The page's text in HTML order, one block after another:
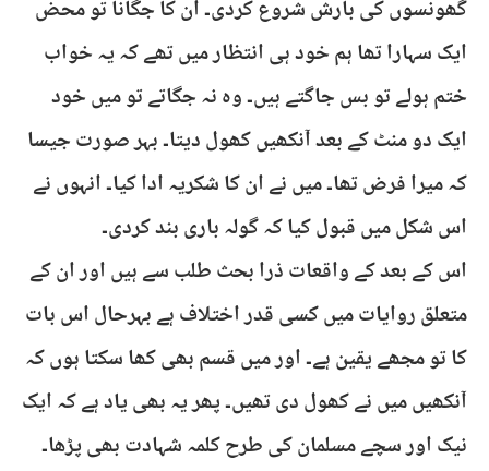
گھونسوں کی بارش شروع کردی۔ ان کا جگانا تو محض
ایک سہارا تھا ہم خود ہی انتظار میں تھے کہ یہ خواب
ختم ہولے تو بس جاگتے ہیں۔ وہ نہ جگاتے تو میں خود
ایک دو منٹ کے بعد آنکھیں کھول دیتا۔ بہر صورت جیسا
کہ میرا فرض تھا۔ میں نے ان کا شکریہ ادا کیا۔ انہوں نے
اس شکل میں قبول کیا کہ گولہ باری بند کردی۔
اس کے بعد کے واقعات ذرا بحث طلب سے ہیں اور ان کے
متعلق روایات میں کسی قدر اختلاف ہے بہرحال اس بات
کا تو مجھے یقین ہے۔ اور میں قسم بھی کھا سکتا ہوں کہ
آنکھیں میں نے کھول دی تھیں۔ پھر یہ بھی یاد ہے کہ ایک
نیک اور سچے مسلمان کی طرح کلمہ شہادت بھی پڑھا۔